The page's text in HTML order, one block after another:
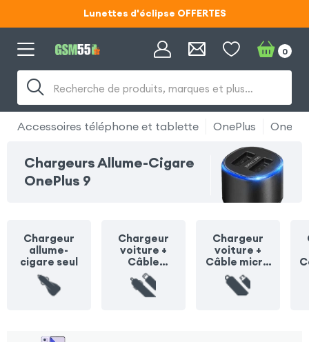
Lunettes d'éclipse OFFERTES
Code ECLIPSE55
Code ECLIPSE55
Recherche de produits, marques et plus…
0
Accessoires téléphone et tablette OnePlus
Chargeurs Allume-Cigare
OnePlus 9
Chargeur
allume-
cigare seul
Chargeur
voiture +
Câble
Lightning
Chargeur
voiture +
Câble micro
USB